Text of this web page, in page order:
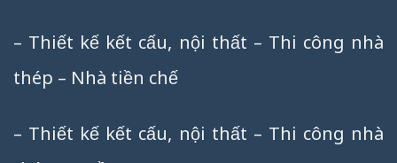
– Thiết kế kết cấu, nội thất – Thi công nhà
thép – Nhà tiền chế
– Thiết kế kết cấu, nội thất – Thi công nhà